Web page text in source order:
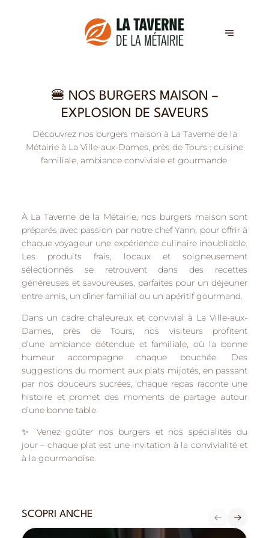
🍔 NOS BURGERS MAISON –
EXPLOSION DE SAVEURS
Découvrez nos burgers maison à La Taverne de la
Métairie à La Ville-aux-Dames, près de Tours : cuisine
familiale, ambiance conviviale et gourmande.
À La Taverne de la Métairie, nos burgers maison sont
préparés avec passion par notre chef Yann, pour offrir à
chaque voyageur une expérience culinaire inoubliable.
Les produits frais, locaux et soigneusement
sélectionnés se retrouvent dans des recettes
généreuses et savoureuses, parfaites pour un déjeuner
entre amis, un dîner familial ou un apéritif gourmand.
Dans un cadre chaleureux et convivial à La Ville-aux-
Dames, près de Tours, nos visiteurs profitent
d’une ambiance détendue et familiale, où la bonne
humeur accompagne chaque bouchée. Des
suggestions du moment aux plats mijotés, en passant
par nos douceurs sucrées, chaque repas raconte une
histoire et promet des moments de partage autour
d’une bonne table.
✨ Venez goûter nos burgers et nos spécialités du
jour– chaque plat est une invitation à la convivialité et
à la gourmandise.
SCOPRI ANCHE